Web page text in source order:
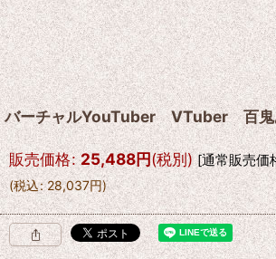
バーチャルYouTuber VTuber 百
販売価格: 25,488円(税別) [通常販売価
(税込: 28,037円)